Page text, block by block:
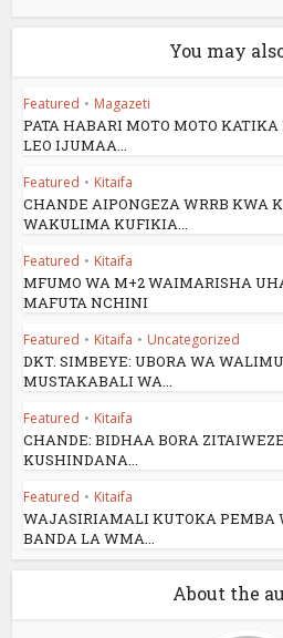
You may
Featured • Magazeti
PATA HABARI MOTO MOTO
LEO IJUMAA...
Featured • Kitaifa
CHANDE AIPONGEZA WRRB KWA
WAKULIMA KUFIKIA...
Featured • Kitaifa
MFUMO WA M+2 WAIMARISHA
MAFUTA NCHINI
Featured • Kitaifa • Uncategorized
DKT. SIMBEYE: UBORA WA
MUSTAKABALI WA...
Featured • Kitaifa
CHANDE: BIDHAA BORA
KUSHINDANA...
Featured • Kitaifa
WAJASIRIAMALI KUTOKA PEMBA
BANDA LA WMA...
About the